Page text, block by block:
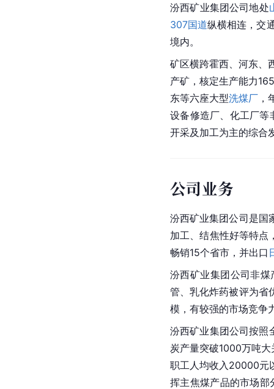
汾西矿业集团公司地处
307国道纵横相连，交
境内。
矿区横跨霍西、河东、
产矿，核定生产能力
东等六座大型洗煤厂
设备修造厂、化工厂
开采及加工为主的综合
公司业务
汾西矿业集团公司是国
加工、结焦性好等特点
畅销15个省市，并出口
汾西矿业集团公司非煤
管、乳化炸药被评为省
模，有较强的市场竞争
汾西矿业集团公司按照
炭产量突破1000万吨
职工人均收入20000元
挥主焦煤产品的市场